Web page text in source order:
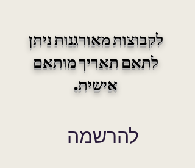
לקבוצות מאורגנות ניתן
לתאם תאריך מותאם
אישית.
להרשמה